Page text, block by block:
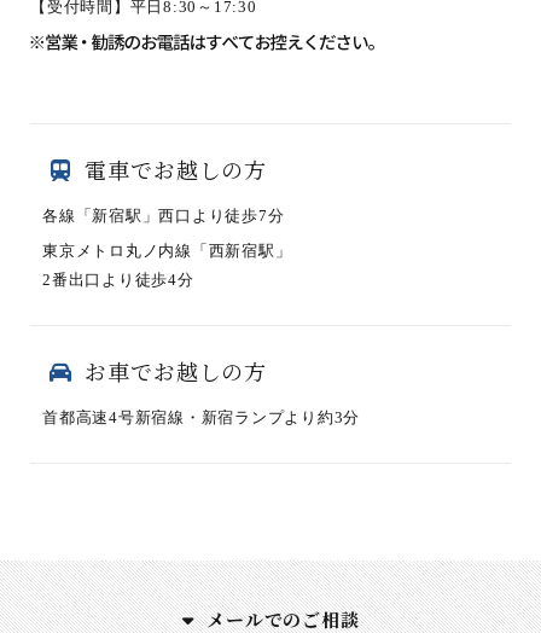
【受付時間】平日8:30～17:30
電車でお越しの方
各線「新宿駅」西口より徒歩7分
東京メトロ丸ノ内線「西新宿駅」
2番出口より徒歩4分
お車でお越しの方
首都高速4号新宿線・新宿ランプより約3分
メールでのご相談